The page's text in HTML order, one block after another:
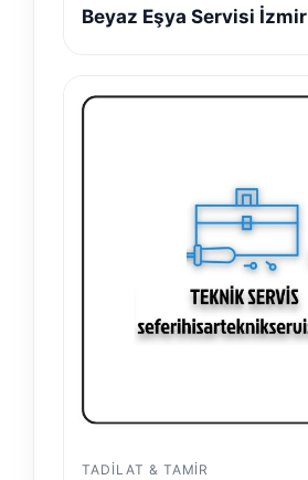
Beyaz Eşya Servisi İzmir
TADILAT & TAMIR